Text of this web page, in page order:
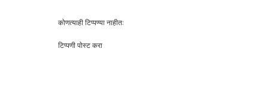
कोणत्याही टिप्पण्‍या नाहीत:
टिप्पणी पोस्ट करा